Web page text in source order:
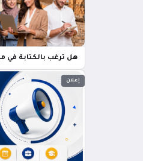
هل ترغب بالكتابة في
إعلان